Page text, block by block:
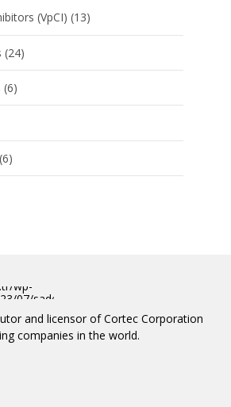
(VpCI) (13)
(24)
(6)
(6)
and licensor of Cortec Corporation
companies in the world.